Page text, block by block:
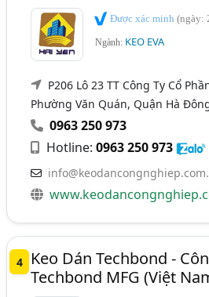
Được xác minh(ngày:
Ngành: KEO EVA
P206 Lô 23 TT Công Ty Cổ
Phường Văn Quán, Quận Hà
0963 250 973
Hotline:0963 250 973
4
Keo Dán Techbond -
Techbond MFG (Việt